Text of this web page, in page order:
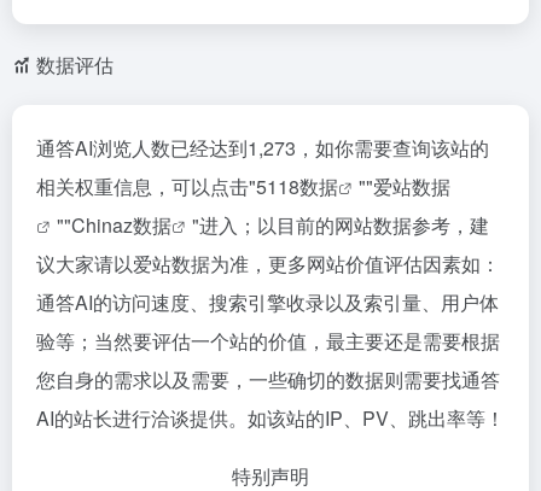
数据评估
通答AI浏览人数已经达到1,273，如你需要查询该站的
相关权重信息，可以点击"5118数据 ""爱站数据
""Chinaz数据
"进入；以目前的网站数据参考，建
议大家请以爱站数据为准，更多网站价值评估因素如：
通答AI的访问速度、搜索引擎收录以及索引量、用户体
验等；当然要评估一个站的价值，最主要还是需要根据
您自身的需求以及需要，一些确切的数据则需要找通答
AI的站长进行洽谈提供。如该站的IP、PV、跳出率等！
特别声明